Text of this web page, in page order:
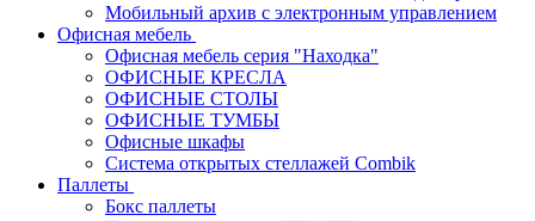
Мобильный архив с электронным управлением
Офисная мебель
Офисная мебель серия "Находка"
ОФИСНЫЕ КРЕСЛА
ОФИСНЫЕ СТОЛЫ
ОФИСНЫЕ ТУМБЫ
Офисные шкафы
Система открытых стеллажей Combik
Паллеты
Бокс паллеты